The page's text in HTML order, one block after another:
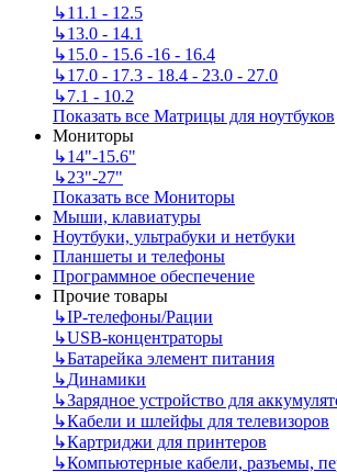
↳11.1 - 12.5
↳13.0 - 14.1
↳15.0 - 15.6 -16 - 16.4
↳17.0 - 17.3 - 18.4 - 23.0 - 27.0
↳7.1 - 10.2
Показать все Матрицы для ноутбуков
Мониторы
↳14"-15.6"
↳23"-27"
Показать все Мониторы
Мыши, клавиатуры
Ноутбуки, ультрабуки и нетбуки
Планшеты и телефоны
Программное обеспечение
Прочие товары
↳IP‑телефоны/Рации
↳USB-концентраторы
↳Батарейка элемент питания
↳Динамики
↳Зарядное устройство для
↳Кабели и шлейфы для телевизоров
↳Картриджи для принтеров
↳Компьютерные кабели, разъемы,